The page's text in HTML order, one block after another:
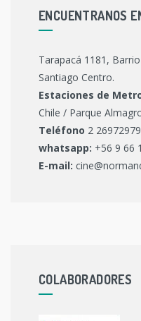
ENCUENTRANOS
Tarapacá 1181,
Santiago Centro.
Estaciones de
Chile / Parque
Teléfono 2 26972979
whatsapp: +56 9 66
E-mail:
COLABORADORES